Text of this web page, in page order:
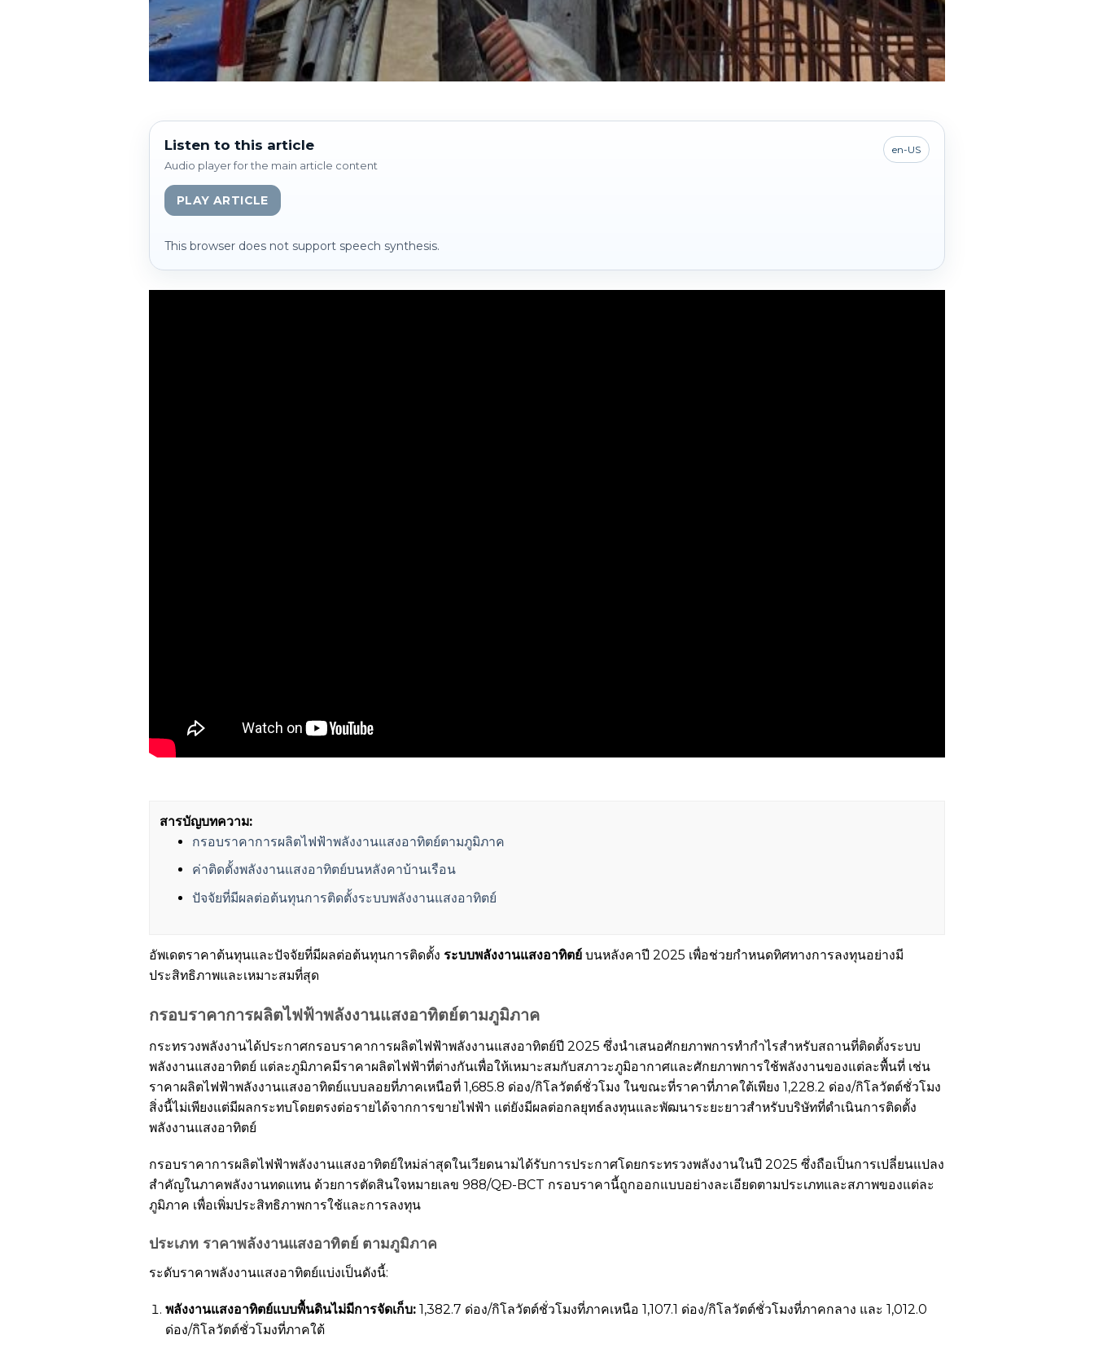
Listen to this article
Audio player for the main article content
en-US
PLAY ARTICLE
This browser does not support speech synthesis.
สารบัญบทความ:
กรอบราคาการผลิตไฟฟ้าพลังงานแสงอาทิตย์ตามภูมิภาค
ค่าติดตั้งพลังงานแสงอาทิตย์บนหลังคาบ้านเรือน
ปัจจัยที่มีผลต่อต้นทุนการติดตั้งระบบพลังงานแสงอาทิตย์
อัพเดตราคาต้นทุนและปัจจัยที่มีผลต่อต้นทุนการติดตั้ง ระบบพลังงานแสงอาทิตย์บนหลังคาปี 2025 เพื่อช่วยกำหนดทิศทางการลงทุนอย่างมี
ประสิทธิภาพและเหมาะสมที่สุด
กรอบราคาการผลิตไฟฟ้าพลังงานแสงอาทิตย์ตามภูมิภาค
กระทรวงพลังงานได้ประกาศกรอบราคาการผลิตไฟฟ้าพลังงานแสงอาทิตย์ปี 2025 ซึ่งนำเสนอศักยภาพการทำกำไรสำหรับสถานที่ติดตั้งระบบ
พลังงานแสงอาทิตย์ แต่ละภูมิภาคมีราคาผลิตไฟฟ้าที่ต่างกันเพื่อให้เหมาะสมกับสภาวะภูมิอากาศและศักยภาพการใช้พลังงานของแต่ละพื้นที่ เช่น
ราคาผลิตไฟฟ้าพลังงานแสงอาทิตย์แบบลอยที่ภาคเหนือที่ 1,685.8 ด่อง/กิโลวัตต์ชั่วโมง ในขณะที่ราคาที่ภาคใต้เพียง 1,228.2 ด่อง/กิโลวัตต์ชั่วโมง
สิ่งนี้ไม่เพียงแต่มีผลกระทบโดยตรงต่อรายได้จากการขายไฟฟ้า แต่ยังมีผลต่อกลยุทธ์ลงทุนและพัฒนาระยะยาวสำหรับบริษัทที่ดำเนินการติดตั้ง
พลังงานแสงอาทิตย์
กรอบราคาการผลิตไฟฟ้าพลังงานแสงอาทิตย์ใหม่ล่าสุดในเวียดนามได้รับการประกาศโดยกระทรวงพลังงานในปี 2025 ซึ่งถือเป็นการเปลี่ยนแปลง
สำคัญในภาคพลังงานทดแทน ด้วยการตัดสินใจหมายเลข 988/QĐ-BCT กรอบราคานี้ถูกออกแบบอย่างละเอียดตามประเภทและสภาพของแต่ละ
ภูมิภาค เพื่อเพิ่มประสิทธิภาพการใช้และการลงทุน
ประเภท ราคาพลังงานแสงอาทิตย์ตามภูมิภาค
ระดับราคาพลังงานแสงอาทิตย์แบ่งเป็นดังนี้:
พลังงานแสงอาทิตย์แบบพื้นดินไม่มีการจัดเก็บ: 1,382.7 ด่อง/กิโลวัตต์ชั่วโมงที่ภาคเหนือ 1,107.1 ด่อง/กิโลวัตต์ชั่วโมงที่ภาคกลาง และ 1,012.0
ด่อง/กิโลวัตต์ชั่วโมงที่ภาคใต้